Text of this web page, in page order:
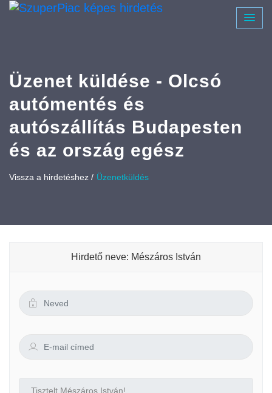
Üzenet küldése - Olcsó
autómentés és
autószállítás Budapesten
és az ország egész
Vissza a hirdetéshez / Üzenetküldés
Hirdető neve: Mészáros István